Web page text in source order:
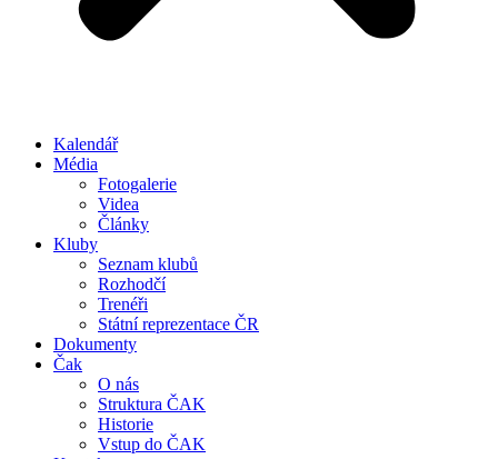
Kalendář
Média
Fotogalerie
Videa
Články
Kluby
Seznam klubů
Rozhodčí
Trenéři
Státní reprezentace ČR
Dokumenty
Čak
O nás
Struktura ČAK
Historie
Vstup do ČAK